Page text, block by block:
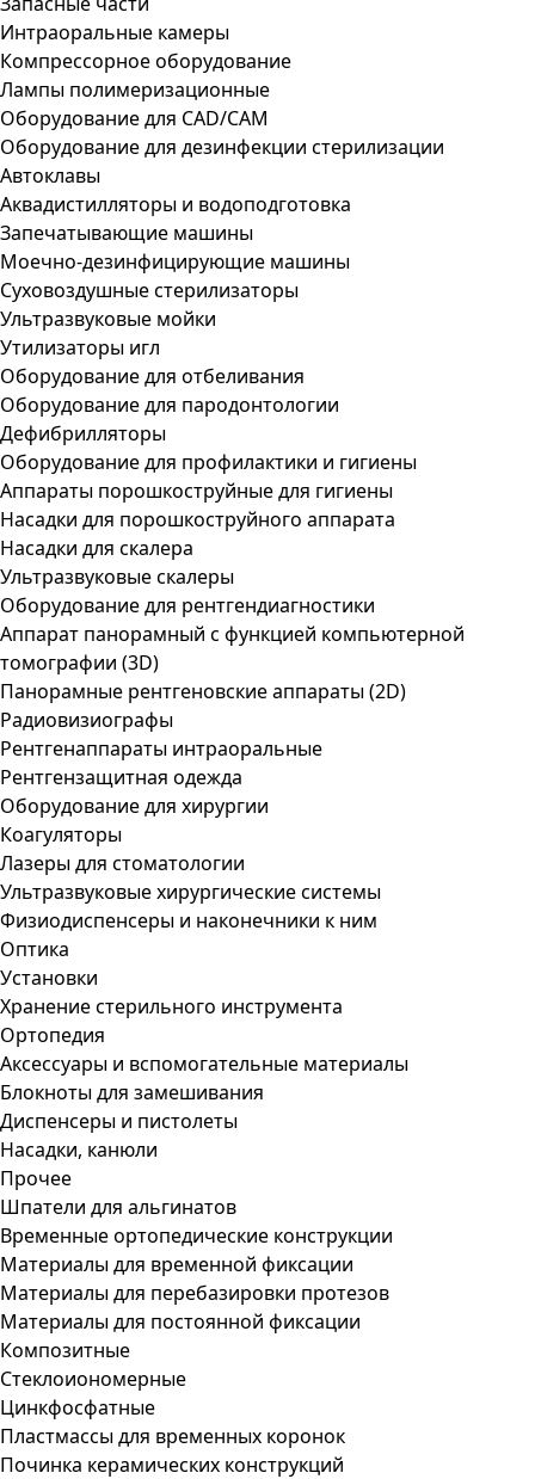
Интраоральные камеры
Компрессорное оборудование
Лампы полимеризационные
Оборудование для CAD/CAM
Оборудование для дезинфекции стерилизации
Автоклавы
Аквадистилляторы и водоподготовка
Запечатывающие машины
Моечно-дезинфицирующие машины
Суховоздушные стерилизаторы
Ультразвуковые мойки
Утилизаторы игл
Оборудование для отбеливания
Оборудование для пародонтологии
Дефибрилляторы
Оборудование для профилактики и гигиены
Аппараты порошкоструйные для гигиены
Насадки для порошкоструйного аппарата
Насадки для скалера
Ультразвуковые скалеры
Оборудование для рентгендиагностики
Аппарат панорамный с функцией компьютерной
томографии (3D)
Панорамные рентгеновские аппараты (2D)
Радиовизиографы
Рентгенаппараты интраоральные
Рентгензащитная одежда
Оборудование для хирургии
Коагуляторы
Лазеры для стоматологии
Ультразвуковые хирургические системы
Физиодиспенсеры и наконечники к ним
Оптика
Установки
Хранение стерильного инструмента
Ортопедия
Аксессуары и вспомогательные материалы
Блокноты для замешивания
Диспенсеры и пистолеты
Насадки, канюли
Прочее
Шпатели для альгинатов
Временные ортопедические конструкции
Материалы для временной фиксации
Материалы для перебазировки протезов
Материалы для постоянной фиксации
Композитные
Стеклоиономерные
Цинкфосфатные
Пластмассы для временных коронок
Починка керамических конструкций